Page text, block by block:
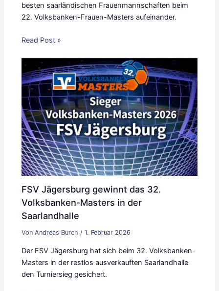
besten saarländischen Frauenmannschaften beim
22. Volksbanken-Frauen-Masters aufeinander.
Read Post »
FSV Jägersburg gewinnt das 32.
Volksbanken-Masters in der
Saarlandhalle
VonAndreas Burch/1. Februar 2026
Der FSV Jägersburg hat sich beim 32. Volksbanken-
Masters in der restlos ausverkauften Saarlandhalle
den Turniersieg gesichert.